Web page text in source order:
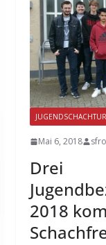
Mai 6, 2018
Drei
2018